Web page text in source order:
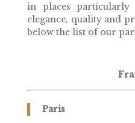
in places
elegance, quality and
below the list of our
Paris